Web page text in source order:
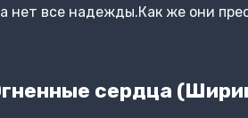
нет все надежды.Как же они
сердца